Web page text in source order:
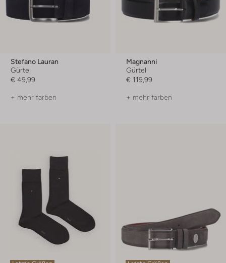
Stefano Lauran
Gürtel
€ 49,99
+ mehr farben
Magnanni
Gürtel
€ 119,99
+ mehr farben